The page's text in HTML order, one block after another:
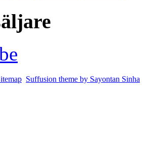
Suffusion theme by Sayontan Sinha